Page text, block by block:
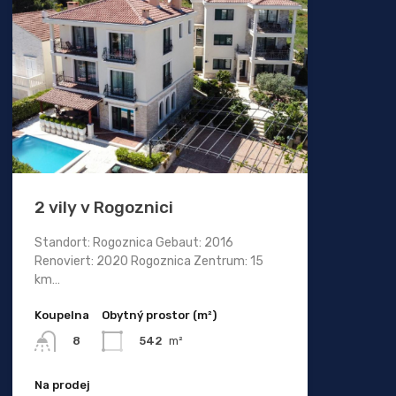
2 vily v Rogoznici
Standort: Rogoznica Gebaut: 2016
Renoviert: 2020 Rogoznica Zentrum: 15
km…
Koupelna
8
Obytný prostor (m²)
542 m²
Na prodej